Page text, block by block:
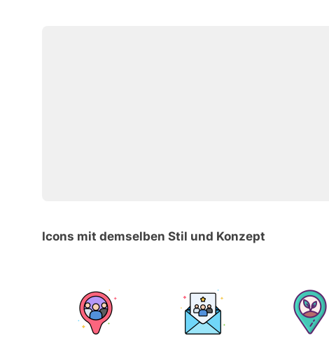
Icons mit demselben Stil und Konzept